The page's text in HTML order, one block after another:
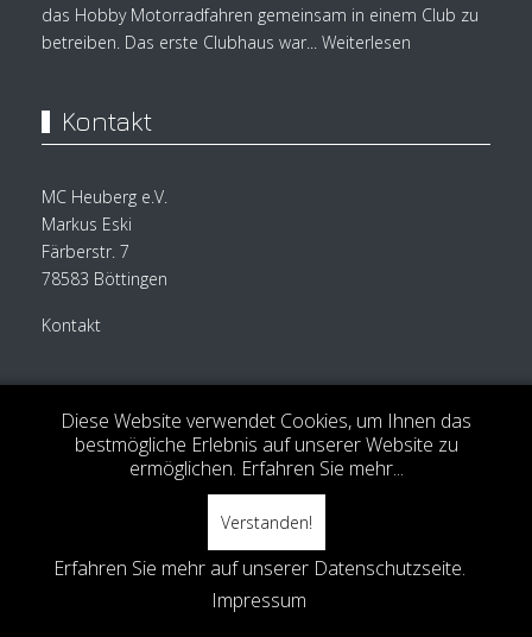
das Hobby Motorradfahren gemeinsam in einem Club zu
betreiben. Das erste Clubhaus war...Weiterlesen
Kontakt
MC Heuberg e.V.
Markus Eski
Färberstr. 7
78583 Böttingen
Kontakt
Datenschutz
Diese Website verwendet Cookies, um Ihnen das
bestmögliche Erlebnis auf unserer Website zu
ermöglichen. Erfahren Sie mehr...
Verstanden!
Erfahren Sie mehr auf unserer Datenschutzseite.
Impressum